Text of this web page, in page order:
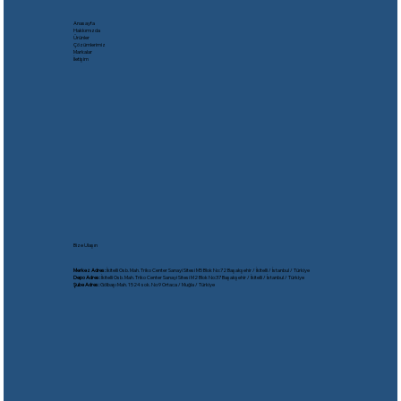
Anasayfa
Hakkımızda
Ürünler
Çözümlerimiz
Markalar
İletişim
Bize Ulaşın
Merkez Adres:İkitelli Osb. Mah. Triko Center Sanayi Sitesi M5 Blok No:72 Başakşehir / İkitelli / İstanbul / Türkiye
Depo Adres:İkitelli Osb. Mah. Triko Center Sanayi Sitesi M2 Blok No:37 Başakşehir / İkitelli / İstanbul / Türkiye
Şube Adres:Gölbaşı Mah. 1524 sok. No:9 Ortaca / Muğla / Türkiye